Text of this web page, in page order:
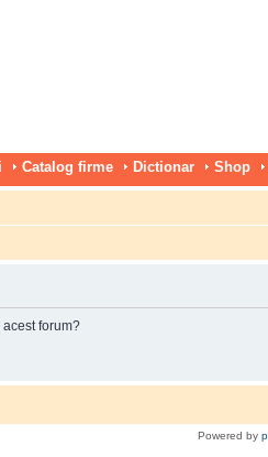
Catalog firme Dictionar Shop
forum?
Powered by